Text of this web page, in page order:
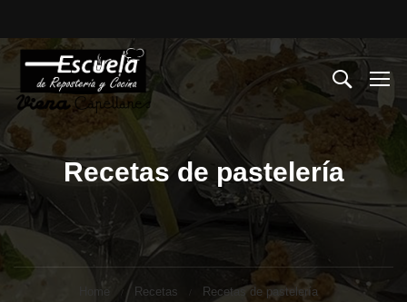
Recetas de pastelería
Home Recetas Recetas de pastelería